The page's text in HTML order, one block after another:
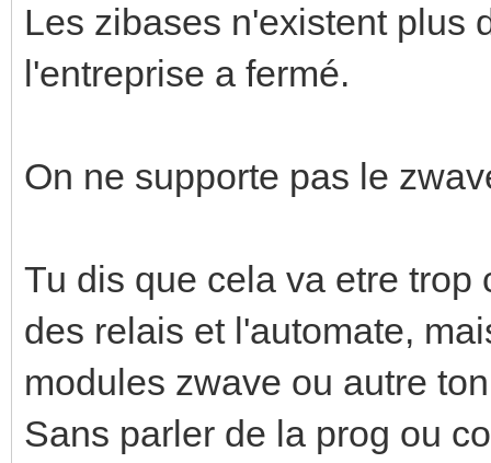
Les zibases n'existent plus
l'entreprise a fermé.
On ne supporte pas le
Tu dis que cela va etre trop
des relais et l'automate,
modules zwave ou autre
Sans parler de la prog ou